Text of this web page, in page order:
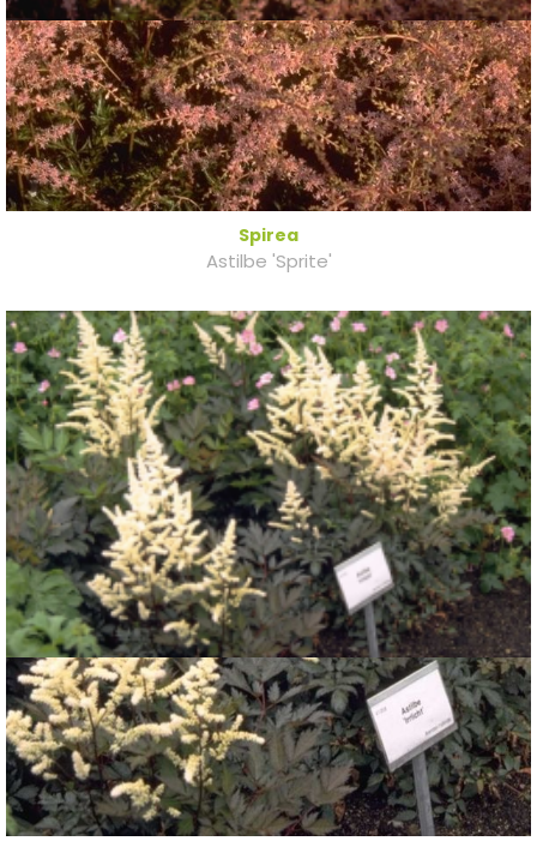
Spirea
Astilbe 'Sprite'